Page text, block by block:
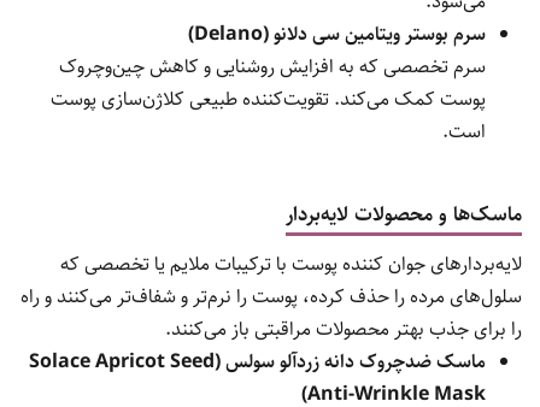
سرم بوستر ویتامین سی دلانو (Delano)
سرم تخصصی که به افزایش روشنایی و کاهش چین‌وچروک
پوست کمک می‌کند. تقویت‌کننده طبیعی کلاژن‌سازی پوست
است.
ماسک‌ها و محصولات لایه‌بردار
لایه‌بردارهای جوان کننده پوست با ترکیبات ملایم یا تخصصی که
سلول‌های مرده را حذف کرده، پوست را نرم‌تر و شفاف‌تر می‌کنند و راه
را برای جذب بهتر محصولات مراقبتی باز می‌کنند.
ماسک ضدچروک دانه زردآلو سولس (Solace Apricot Seed
Anti-Wrinkle Mask)